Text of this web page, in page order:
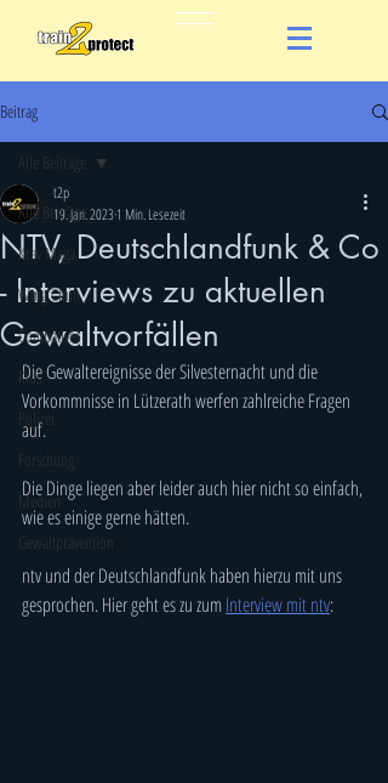
Beitrag
Alle Beiträge
Krav Maga
Wing Chun
Combatives
Kids
Polizei
Forschung
Medien
Gewaltprävention
Alle Beiträge
NTV, Deutschlandfunk & Co
- Interviews zu aktuellen
Gewaltvorfällen
t2p
19. Jan. 20231 Min. Lesezeit
Die Gewaltereignisse der Silvesternacht und die
Vorkommnisse in Lützerath werfen zahlreiche Fragen
auf.
Die Dinge liegen aber leider auch hier nicht so einfach,
wie es einige gerne hätten.
ntv und der Deutschlandfunk haben hierzu mit uns
gesprochen. Hier geht es zu zum Interview mit ntv: